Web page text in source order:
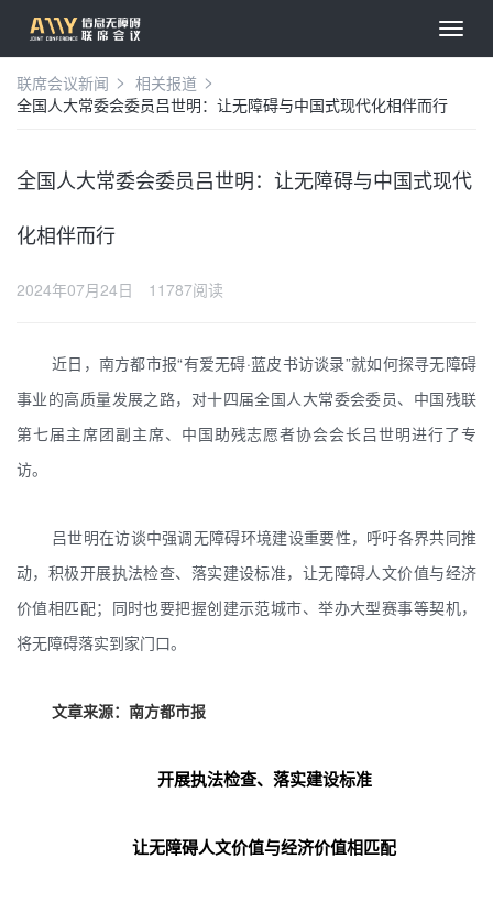
联席会议新闻
相关报道
全国人大常委会委员吕世明：让无障碍与中国式现代化相伴而行
全国人大常委会委员吕世明：让无障碍与中国式现代
化相伴而行
2024年07月24日 11787阅读
近日，南方都市报“有爱无碍·蓝皮书访谈录”就如何探寻无障碍
事业的高质量发展之路，对十四届全国人大常委会委员、中国残联
第七届主席团副主席、中国助残志愿者协会会长吕世明进行了专
访。
吕世明在访谈中强调无障碍环境建设重要性，呼吁各界共同推
动，积极开展执法检查、落实建设标准，让无障碍人文价值与经济
价值相匹配；同时也要把握创建示范城市、举办大型赛事等契机，
将无障碍落实到家门口。
文章来源：南方都市报
开展执法检查、落实建设标准
让无障碍人文价值与经济价值相匹配